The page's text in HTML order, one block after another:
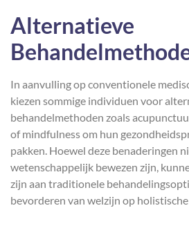
Alternatieve
In aanvulling op conventionele
kiezen sommige individuen voor
behandelmethoden zoals
of mindfulness om hun
pakken. Hoewel deze benaderingen
wetenschappelijk bewezen zijn,
zijn aan traditionele
bevorderen van welzijn op